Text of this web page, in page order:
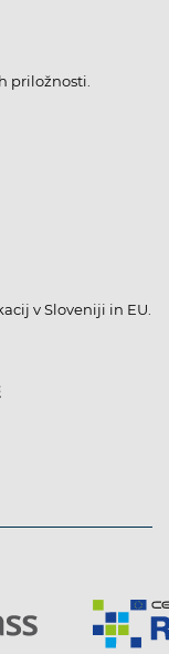
priložnosti.
v Sloveniji in EU.